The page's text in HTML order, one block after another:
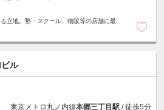
立地。塾・スクール、物販等の店舗に最
ル
東京メトロ丸ノ内線本郷三丁目駅 / 徒歩5分